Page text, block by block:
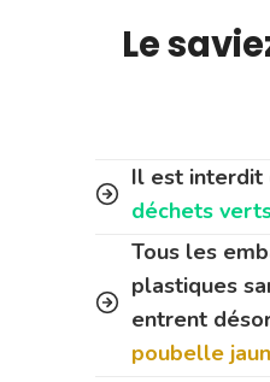
Le
Il est
déchets
Tous les
plastiques
entrent
poubelle